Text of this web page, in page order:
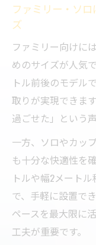
ファミリー・ソ
ズ
ファミリー向けに
めのサイズが人気
トル前後のモデル
取りが実現できま
過ごせた」という
一方、ソロやカッ
も十分な快適性を
トルや幅2メート
で、手軽に設置で
ペースを最大限に
工夫が重要です。